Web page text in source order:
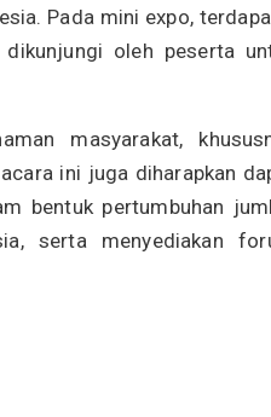
Pada mini expo,
oleh peserta
masyarakat,
ini juga diharapkan
bentuk pertumbuhan
serta menyediakan